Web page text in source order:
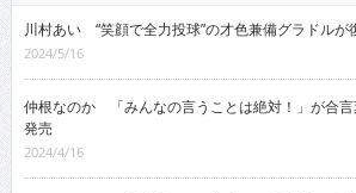
川村あい “笑顔で全力投球”の才色兼備グラドルが
2024/5/16
仲根なのか 「みんなの言うことは絶対！」が合言
発売
2024/4/16